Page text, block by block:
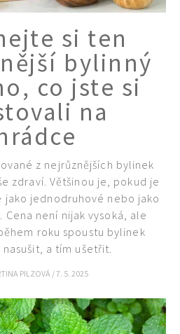
si ten
bylinný
co jste si
na
z nejrůznějších bylinek
zdraví. Většinou je, pokud je
jako jednodruhové nebo jako
Cena není nijak vysoká, ale
roku spoustu bylinek
a tím ušetřit.
PILZOVÁ /7. 5. 2025